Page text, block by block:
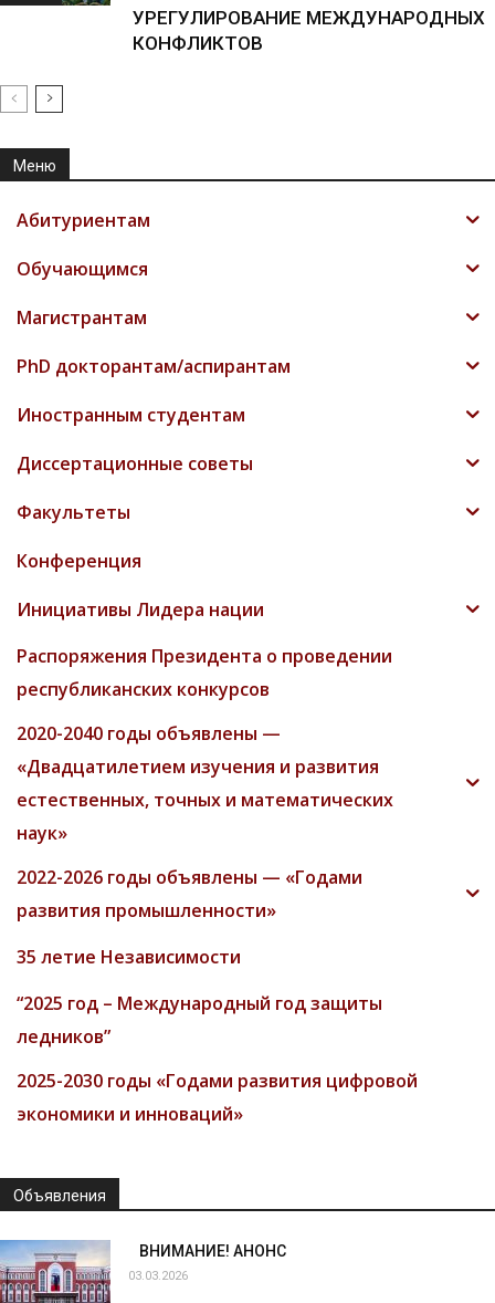
УРЕГУЛИРОВАНИЕ МЕЖДУНАРОДНЫХ
КОНФЛИКТОВ
Меню
Абитуриентам
Обучающимся
Магистрантам
PhD докторантам/аспирантам
Иностранным студентам
Диссертационные советы
Факультеты
Конференция
Инициативы Лидера нации
Распоряжения Президента о проведении
республиканских конкурсов
2020-2040 годы объявлены —
«Двадцатилетием изучения и развития
естественных, точных и математических
наук»
2022-2026 годы объявлены — «Годами
развития промышленности»
35 летие Независимости
“2025 год – Международный год защиты
ледников”
2025-2030 годы «Годами развития цифровой
экономики и инноваций»
Объявления
ВНИМАНИЕ! АНОНС
03.03.2026